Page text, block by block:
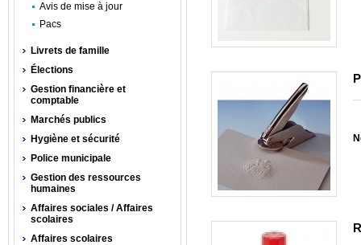
Avis de mise à jour
Pacs
Livrets de famille
Élections
Gestion financière et
comptable
Marchés publics
Hygiène et sécurité
Police municipale
Gestion des ressources
humaines
Affaires sociales / Affaires
scolaires
Affaires scolaires